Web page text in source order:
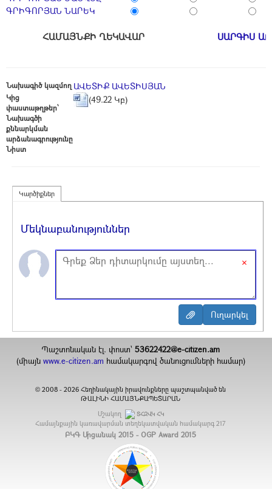
ԳՐԻԳՈՐՅԱՆ ՆԱՐԵԿ
ՀԱՄԱՅՆՔԻ ՂԵԿԱՎԱՐ ՍԱՐԳԻՍ
Նախագիծ կազմող ԱՎԵՏԻՔ ԱՎԵՏԻՍՅԱՆ
Կից
փաստաթղթեր՝
(49.22 Կբ)
Նախագծի
քննարկման
արձանագրությունը
Նիստ
Կարծիքներ
Մեկնաբանություններ
×
Պաշտոնական էլ. փոստ`53622422@e-citizen.am
(միայն www.e-citizen.am համակարգով ծանուցումների համար)
© 2008 -2026 Հեղինակային իրավունքները պաշտպանված են
ԹԱԼԻՆԻ ՀԱՄԱՅՆՔԱՊԵՏԱՐԱՆ
Մշակող
ՏՀԶՎԿ ՀԿ
Համայնքային կառավարման տեղեկատվական համակարգ 217
ԲԿԳ Մրցանակ 2015 - OGP Award 2015